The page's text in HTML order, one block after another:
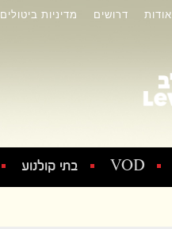
אודות דרושים מדיניות ביטולים
VOD בתי קולנוע